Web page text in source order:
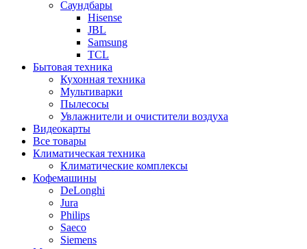
Саундбары
Hisense
JBL
Samsung
TCL
Бытовая техника
Кухонная техника
Мультиварки
Пылесосы
Увлажнители и очистители воздуха
Видеокарты
Все товары
Климатическая техника
Климатические комплексы
Кофемашины
DeLonghi
Jura
Philips
Saeco
Siemens